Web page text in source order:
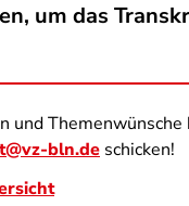
um das
und Themenwünsche
bln.de schicken!